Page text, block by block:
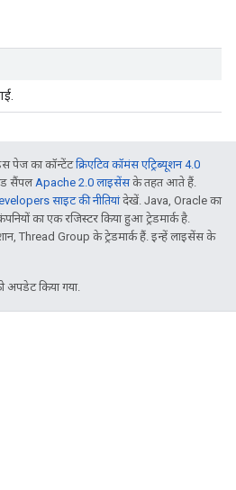
पेज का कॉन्टेंटक्रिएटिव कॉमंस एट्रिब्यूशन 4.0
सैंपलApache 2.0 लाइसेंसके तहत आते हैं.
साइट की नीतियांदेखें. Java, Oracle का
का एक रजिस्टर किया हुआ ट्रेडमार्क है.
Thread Group के ट्रेडमार्क हैं. इन्हें लाइसेंस के
अपडेट किया गया.